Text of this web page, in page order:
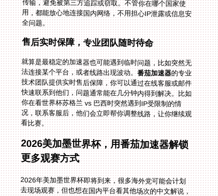
全问题。
售后实时保障，专业团队随时待命
就算是最稳定的加速器也可能遇到临时问题，比如突然无
法连接某个平台，或者线路出现波动。番茄加速器的专业
技术团队提供实时售后保障，你可以通过在线客服或邮件
快速联系到他们，问题通常能在几分钟内得到解决。比如
你在看世界杯苏格兰 vs 巴西时突然遇到IP受限制的情
况，联系客服后，他们会立即帮你调整线路，让你继续观
看比赛。
2026美加墨世界杯，用番茄加速器解锁
更多观赛方式
2026年美加墨世界杯即将到来，很多海外党可能会计划
去现场观赛，但也想在国内平台看其他场次的中文解说，